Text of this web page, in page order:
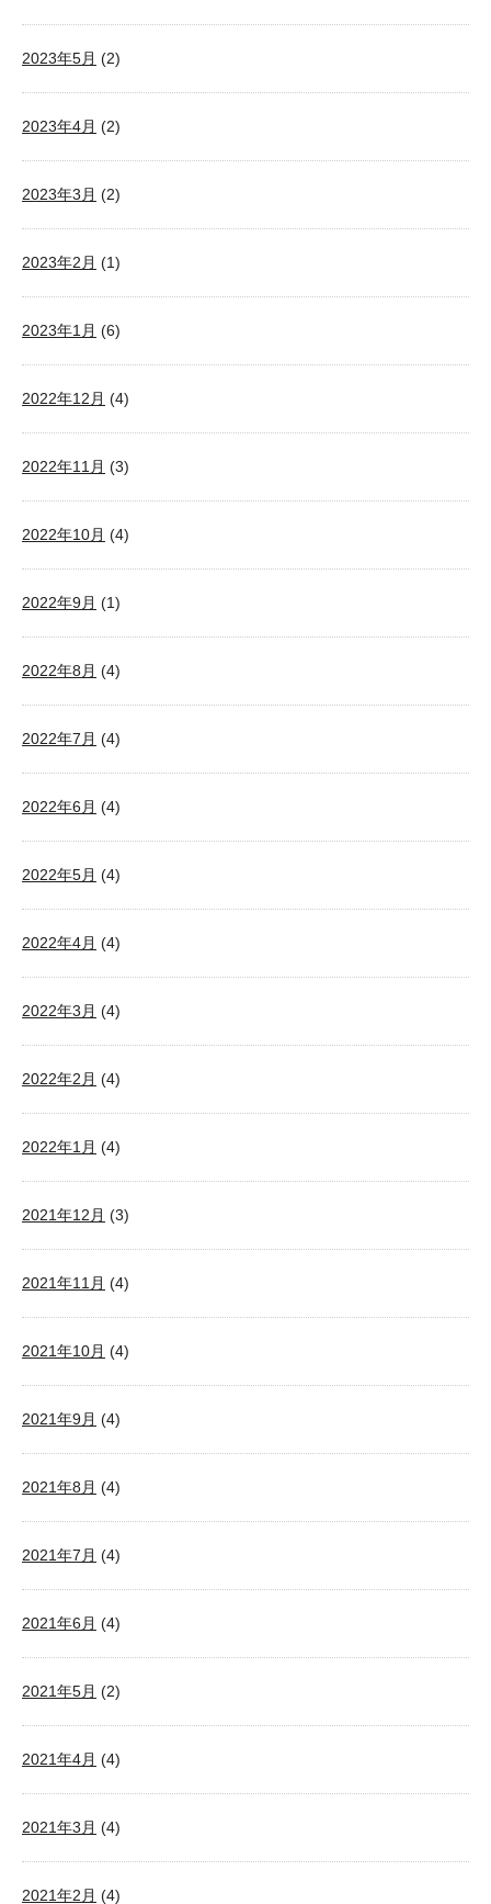
2023年5月 (2)
2023年4月 (2)
2023年3月 (2)
2023年2月 (1)
2023年1月 (6)
2022年12月 (4)
2022年11月 (3)
2022年10月 (4)
2022年9月 (1)
2022年8月 (4)
2022年7月 (4)
2022年6月 (4)
2022年5月 (4)
2022年4月 (4)
2022年3月 (4)
2022年2月 (4)
2022年1月 (4)
2021年12月 (3)
2021年11月 (4)
2021年10月 (4)
2021年9月 (4)
2021年8月 (4)
2021年7月 (4)
2021年6月 (4)
2021年5月 (2)
2021年4月 (4)
2021年3月 (4)
2021年2月 (4)